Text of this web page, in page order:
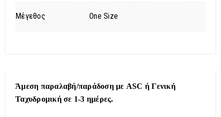
Μέγεθος One Size
Άμεση παραλαβή/παράδοση με ASC ή Γενική
Ταχυδρομική σε 1-3 ημέρες.